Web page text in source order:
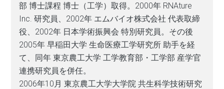
部 博士課程 博士（工学）取得。2000年 RNAture
Inc. 研究員、2002年 エムバイオ株式会社 代表取締
役、2002年 日本学術振興会 特別研究員。その後
2005年 早稲田大学 生命医療工学研究所 助手を経
て、同年 東京農工大学 工学教育部・工学部 産学官
連携研究員を併任。
2006年10月 東京農工大学大学院 共生科学技術研究